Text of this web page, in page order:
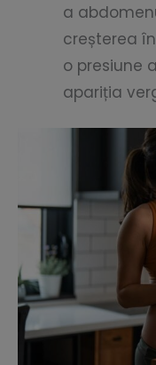
a
creșterea
o presiune
apariția